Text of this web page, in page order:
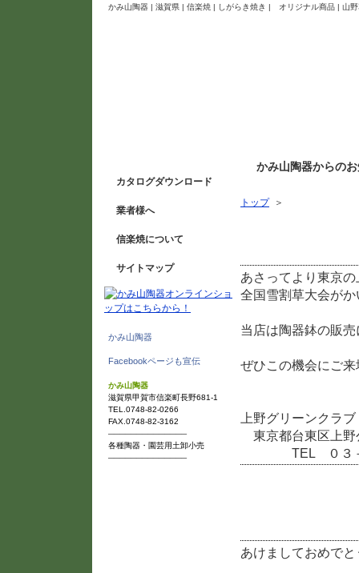
かみ山陶器 | 滋賀県 | 信楽焼 | しがらき焼き | オリジナル商品 | 山
カタログダウンロード
業者様へ
信楽焼について
サイトマップ
かみ山陶器
Facebookページも宣伝
かみ山陶器
滋賀県甲賀市信楽町長野681-1
TEL.0748-82-0266
FAX.0748-82-3162
──────────────
各種陶器・園芸用土卸小売
──────────────
かみ山陶器からの
トップ ＞
あさってより東京
全国雪割草大会が
当店は陶器鉢の販
ぜひこの機会にご
上野グリーンクラブ
東京都台東区上野
TEL ０３－５
あけましておめで